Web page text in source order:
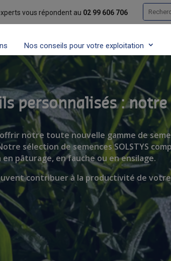
vous répondent au 02 99 606 706
Nos conseils pour votre exploitation
personnalisés :
offrir notre toute nouvelle gamme de
sélection de semences SOLSTYS
pâturage, en fauche ou en ensilage.
contribuer à la productivité de